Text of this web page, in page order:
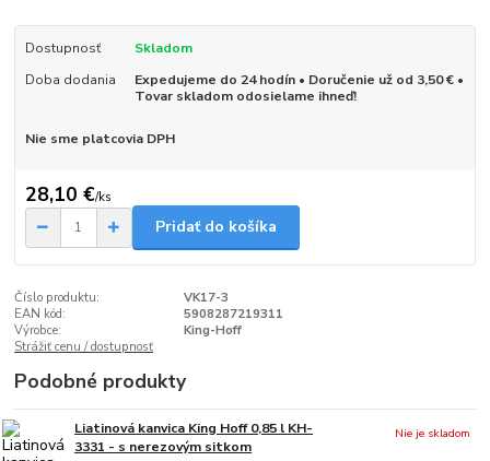
Dostupnosť
Skladom
Doba dodania
Expedujeme do 24 hodín • Doručenie už od 3,50 € •
Tovar skladom odosielame ihneď!
Nie sme platcovia DPH
28,10 €/ks
Pridať do košíka
Číslo produktu:
VK17-3
EAN kód:
5908287219311
Výrobce:
King-Hoff
Strážiť cenu / dostupnosť
Podobné produkty
Liatinová kanvica King Hoff 0,85 l KH-
3331 - s nerezovým sitkom
Nie je skladom